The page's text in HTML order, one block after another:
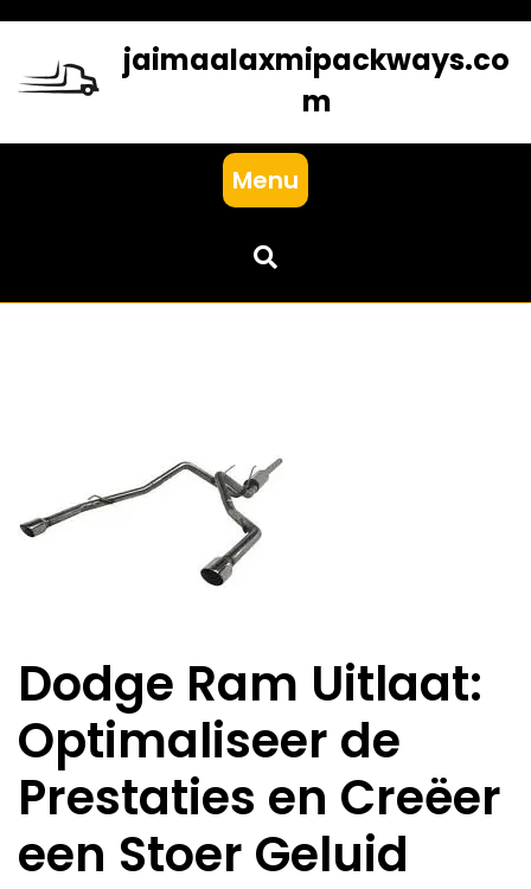
content
jaimaalaxmipackways.co
m
Menu
Dodge Ram Uitlaat:
Optimaliseer de
Prestaties en Creëer
een Stoer Geluid